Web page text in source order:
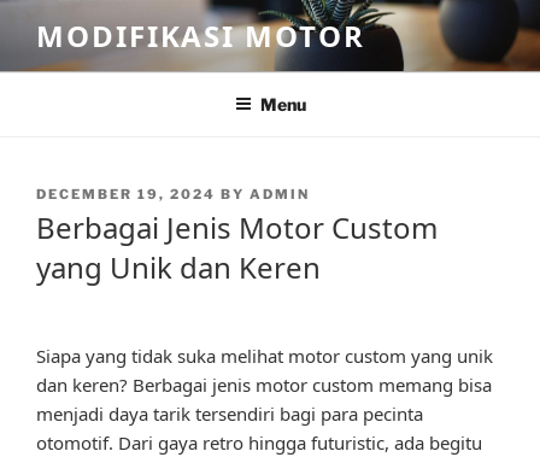
content
MODIFIKASI MOTOR
Menu
POSTED
DECEMBER 19, 2024 BY ADMIN
Berbagai Jenis Motor Custom
yang Unik dan Keren
Siapa yang tidak suka melihat motor custom yang unik
dan keren? Berbagai jenis motor custom memang bisa
menjadi daya tarik tersendiri bagi para pecinta
otomotif. Dari gaya retro hingga futuristic, ada begitu